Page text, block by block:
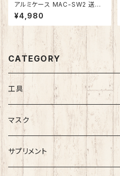
アルミケース MAC-SW2 送料
無料 アタッシュケース アルミケ
ース ジュラルミンケース 展示用
箱 スポンジ 工具箱 精密機器
音響 モデルガン ゲーム機 測定
機器 小型 工具収納 ブロックク
ッション付き 小物収納 ケースボ
ックス
¥4,980
CATEGORY
工具
マスク
シルクマスク
サプリメント